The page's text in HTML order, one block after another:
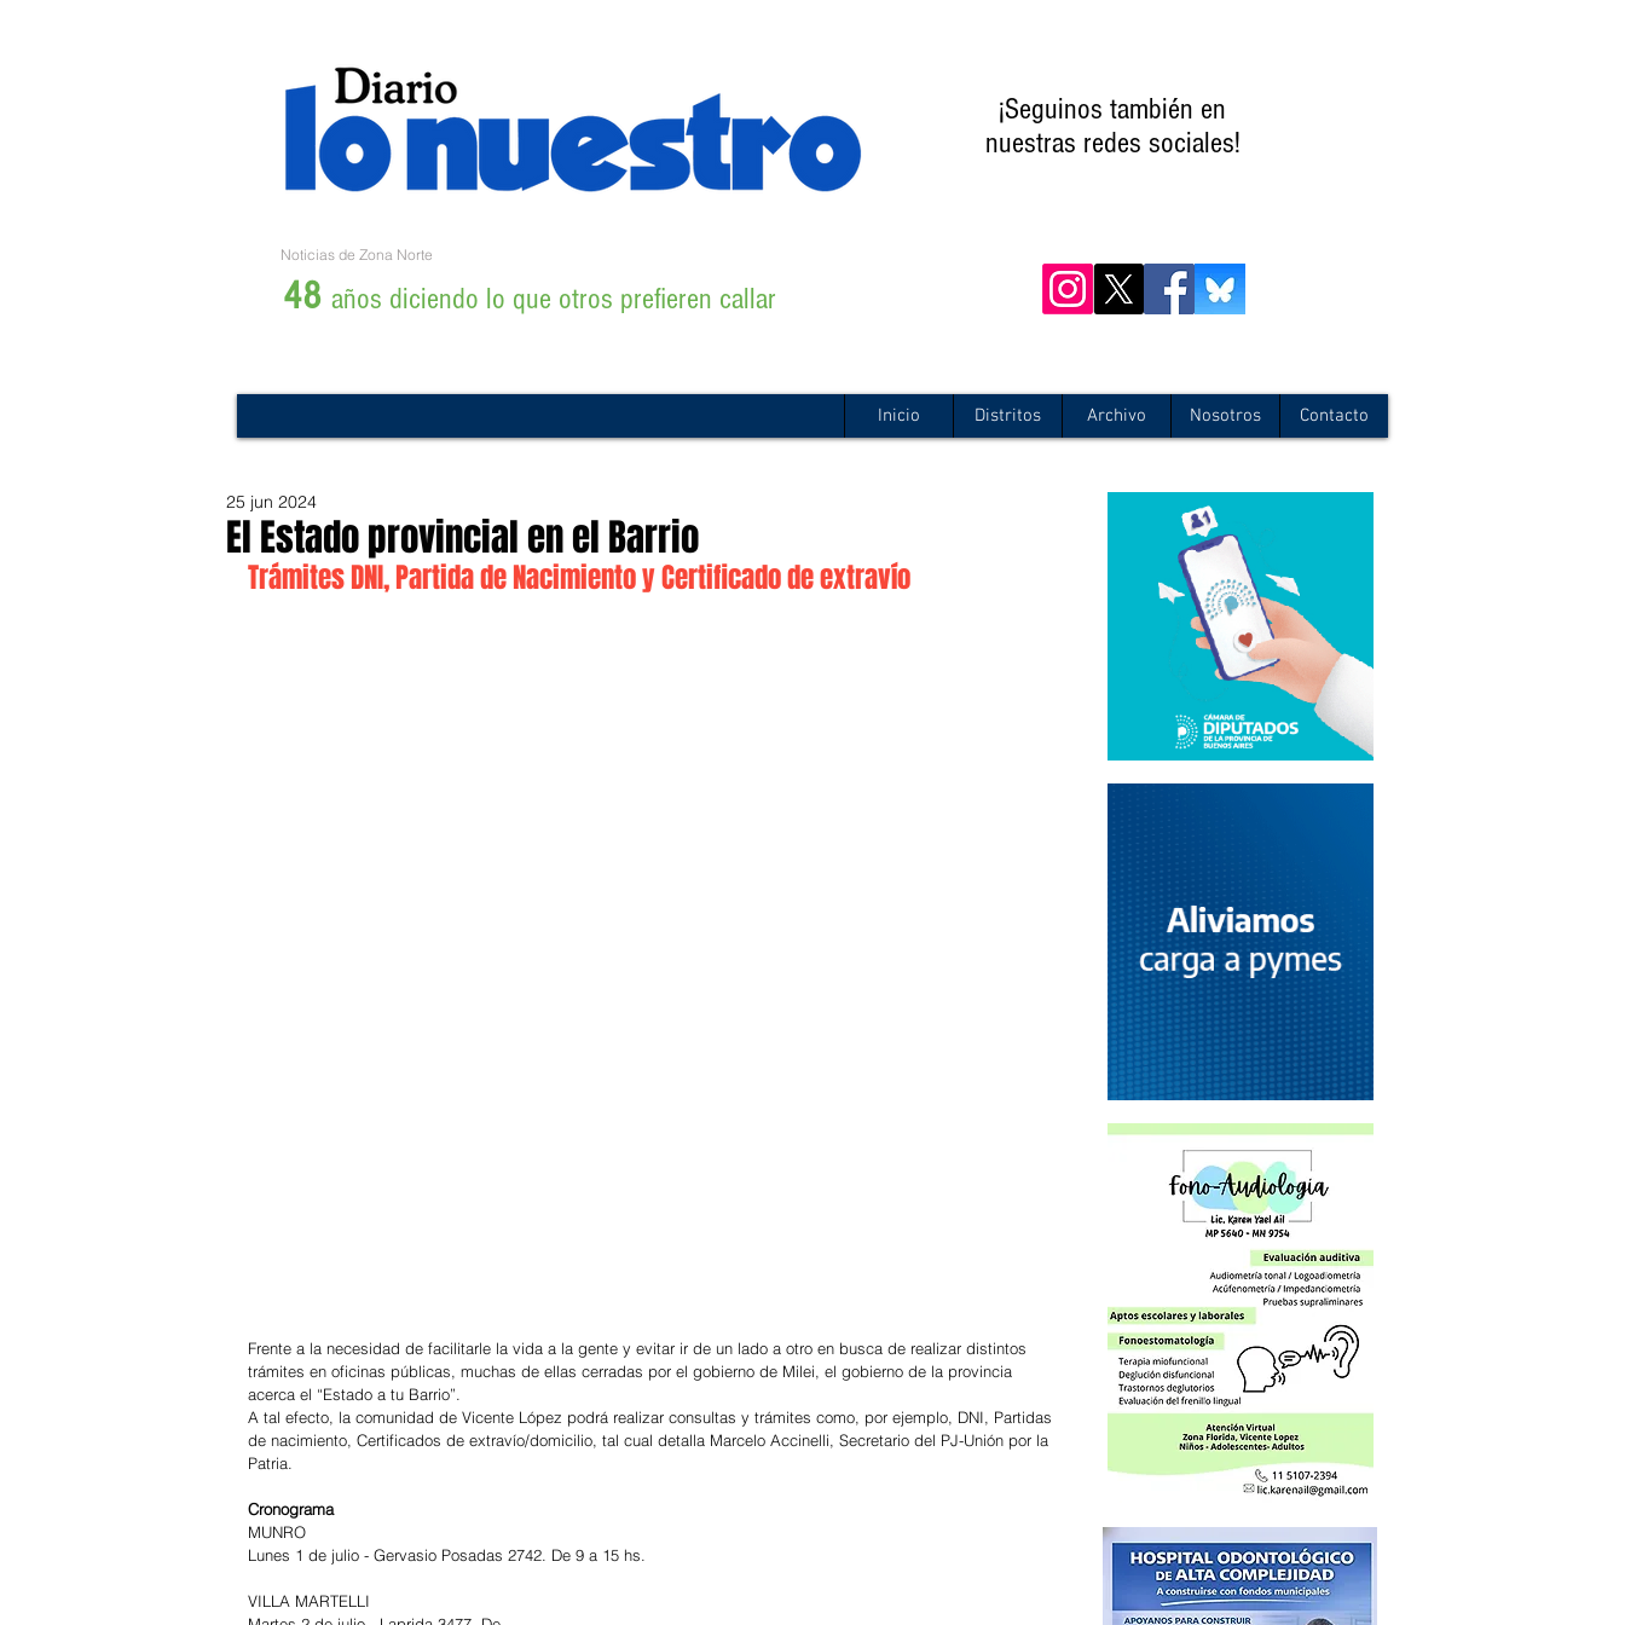
¡Seguinos también en
nuestras redes sociales!
Noticias de Zona Norte
48 años diciendo lo que otros prefieren callar
Inicio Distritos Archivo Nosotros Contacto
El Estado provincial en el Barrio
25 jun 2024
Trámites DNI, Partida de Nacimiento y Certificado de extravío
Frente a la necesidad de facilitarle la vida a la gente y evitar ir de un lado a otro en busca de realizar distintos
trámites en oficinas públicas, muchas de ellas cerradas por el gobierno de Milei, el gobierno de la provincia
acerca el “Estado a tu Barrio”.
A tal efecto, la comunidad de Vicente López podrá realizar consultas y trámites como, por ejemplo, DNI, Partidas
de nacimiento, Certificados de extravío/domicilio, tal cual detalla Marcelo Accinelli, Secretario del PJ-Unión por la
Patria.
Cronograma
MUNRO
Lunes 1 de julio - Gervasio Posadas 2742. De 9 a 15 hs.
VILLA MARTELLI